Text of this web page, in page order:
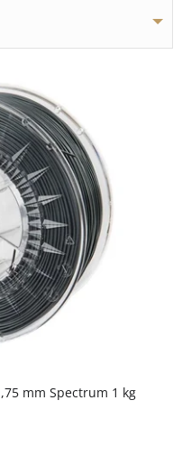
mm Spectrum 1 kg